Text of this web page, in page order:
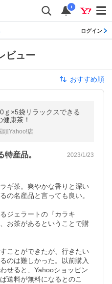
i
ログイン
ビュー
おすすめ順
ｇ×5袋リラックスできる
康茶！
頭Yahoo!店
産品。 2023/1/23
ギ茶。爽やかな香りと深い
の名産品と言っても良い。
ジェラートの『カラキ
お茶があるということで購
ことができたが、行きたい
のは難しかった。以前購入
せると、Yahooショッピン
送料が無料になるとのこ